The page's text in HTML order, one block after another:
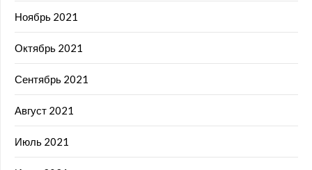
Ноябрь 2021
Октябрь 2021
Сентябрь 2021
Август 2021
Июль 2021